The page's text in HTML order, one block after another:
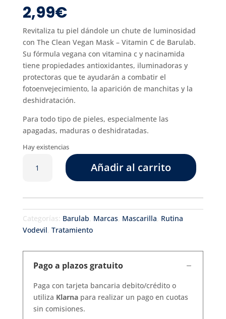
2,99€
Revitaliza tu piel dándole un chute de luminosidad
con The Clean Vegan Mask – Vitamin C de Barulab.
Su fórmula vegana con vitamina c y nacinamida
tiene propiedades antioxidantes, iluminadoras y
protectoras que te ayudarán a combatir el
fotoenvejecimiento, la aparición de manchitas y la
deshidratación.
Para todo tipo de pieles, especialmente las
apagadas, maduras o deshidratadas.
Hay existencias
cantidad
Añadir al carrito
Categorías: Barulab, Marcas, Mascarilla, Rutina
Vodevil, Tratamiento
Pago a plazos gratuito
Paga con tarjeta bancaria debito/crédito o
utiliza Klarnapara realizar un pago en cuotas
sin comisiones.